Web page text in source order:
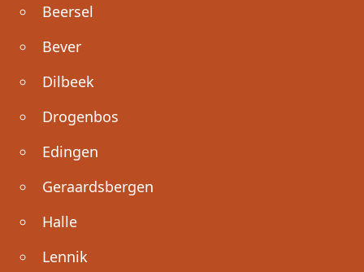
Beersel
Bever
Dilbeek
Drogenbos
Edingen
Geraardsbergen
Halle
Lennik